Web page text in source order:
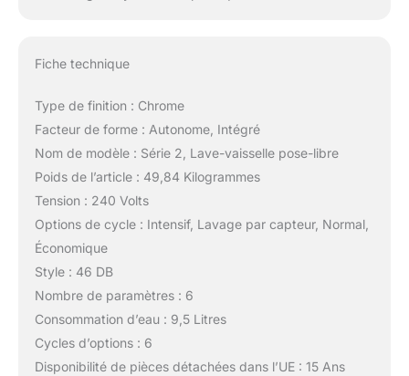
Fiche technique
Type de finition : Chrome
Facteur de forme : Autonome, Intégré
Nom de modèle : Série 2, Lave-vaisselle pose-libre
Poids de l’article : 49,84 Kilogrammes
Tension : 240 Volts
Options de cycle : Intensif, Lavage par capteur, Normal,
‎Économique
Style : 46 DB
Nombre de paramètres : 6
Consommation d’eau : 9,5 Litres
Cycles d’options : 6
Disponibilité de pièces détachées dans l’UE : 15 Ans